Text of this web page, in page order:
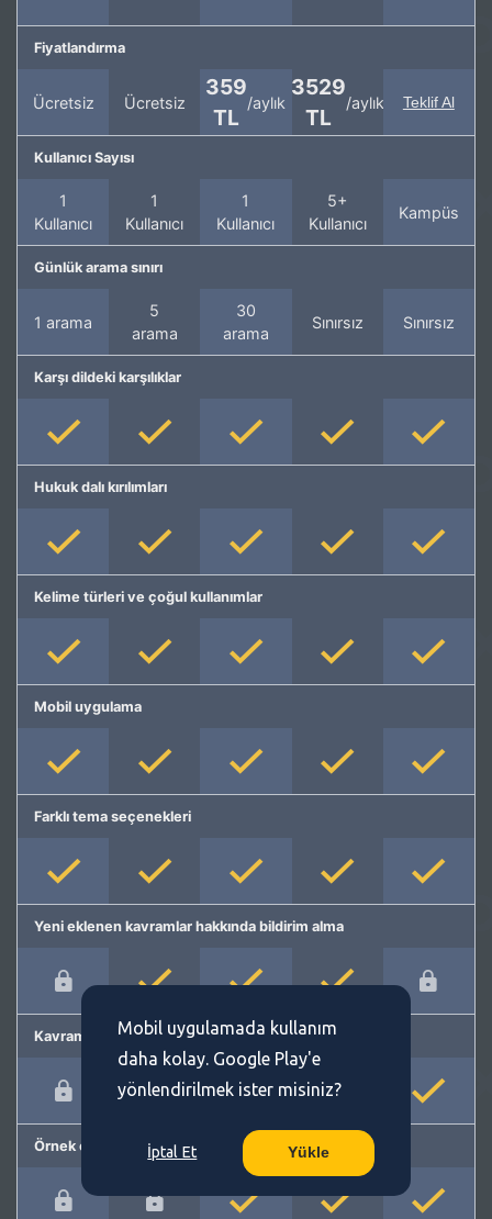
Fiyatlandırma
Ücretsiz Ücretsiz
359
TL
/aylık
3529
TL
/aylık Teklif Al
Kullanıcı Sayısı
1
Kullanıcı
1
Kullanıcı
1
Kullanıcı
5+
Kullanıcı
Kampüs
Günlük arama sınırı
1 arama
5
arama
30
arama
Sınırsız Sınırsız
Karşı dildeki karşılıklar
Hukuk dalı kırılımları
Kelime türleri ve çoğul kullanımlar
Mobil uygulama
Farklı tema seçenekleri
Yeni eklenen kavramlar hakkında bildirim alma
Kavram önerme
Örnek cümleler
Mobil uygulamada kullanım
daha kolay. Google Play'e
yönlendirilmek ister misiniz?
İptal Et Yükle